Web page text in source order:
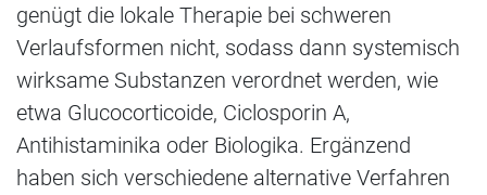
genügt die lokale Therapie bei schweren
Verlaufsformen nicht, sodass dann systemisch
wirksame Substanzen verordnet werden, wie
etwa Glucocorticoide, Ciclosporin A,
Antihistaminika oder Biologika. Ergänzend
haben sich verschiedene alternative Verfahren